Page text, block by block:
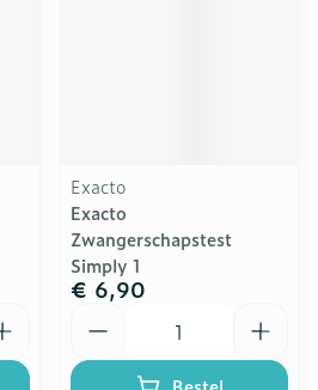
Exacto
Exacto
Zwangerschapstest
Simply 1
€ 6,90